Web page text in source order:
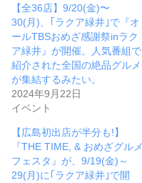
【全36店】9/20(金)〜
30(月)、｢ラクア緑井｣で『オ
ールTBSおめざ感謝祭inラク
ア緑井』が開催。人気番組で
紹介された全国の絶品グルメ
が集結するみたい。
2024年9月22日
イベント
【広島初出店が半分も!】
『THE TIME, & おめざグルメ
フェスタ』が、9/19(金)～
29(月)に｢ラクア緑井｣で開